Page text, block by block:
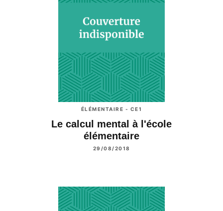
ÉLÉMENTAIRE - CE1
Le calcul mental à l'école
élémentaire
29/08/2018